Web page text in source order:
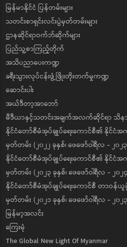
မြန်မာနိုင်ငံ ပြန်တမ်းများ
သတင်းစာရှင်းလင်းပွဲမှတ်တမ်းများ
ဌာနဆိုင်ရာဝက်ဘ်ဆိုက်များ
ပြည်သူ့စာကြည့်တိုက်
အသိပညာပေးကဏ္ဍ
ခရီးသွားလုပ်ငန်းဖွံ့ဖြိုးတိုးတက်မှုကဏ္ဍ
ဆောင်းပါး
အယ်ဒီတာ့အာဘော်
မီဒီယာနှင့်သတင်းအချက်အလက်ဆိုင်ရာ သိန
နိုင်ငံတော်စီမံအုပ်ချုပ်ရေးကောင်စီ၏ နိုင်ငံ
မှတ်တမ်း (၂၀၂၂ ခုနှစ်၊ ဖေဖော်ဝါရီလ - ၂၀၂
နိုင်ငံတော်စီမံအုပ်ချုပ်ရေးကောင်စီ၏ နိုင်ငံ
မှတ်တမ်း (၂၀၂၃ ခုနှစ်၊ ဖေဖော်ဝါရီလ - ၂၀၂
နိုင်ငံတော်စီမံအုပ်ချုပ်ရေးကောင်စီ တာဝ
မှတ်တမ်း (၂၀၂၁ ခုနှစ်၊ ဖေဖော်ဝါရီလ - ၂၀
မြန်မာ့အလင်း
ကြေးမုံ
The Global New Light Of Myanmar